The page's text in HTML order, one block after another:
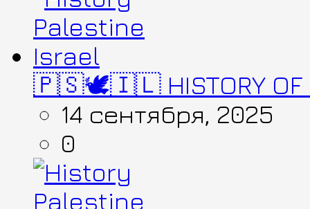
🇵🇸🕊️🇮🇱 HISTORY OF
14 сентября, 2025
0